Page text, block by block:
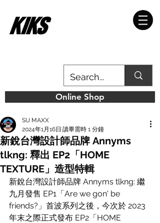
Online Shop
新銳台灣設計師品牌 Annyms
tlkng: 釋出 EP2「HOME
TEXTURE」造型特輯
SU MAXX
2024年1月16日 讀畢需時 1 分鐘
新銳台灣設計師品牌 Annyms tlkng: 繼
九月發售 EP1「Are we gon' be
friends?」首波系列之後，今次於 2023
年末之際正式發布 EP2「HOME